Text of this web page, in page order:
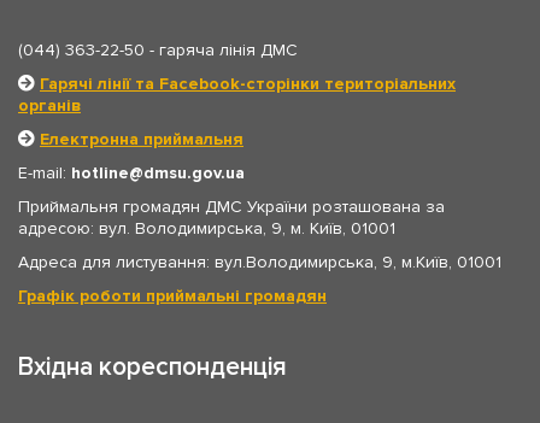
(044) 363-22-50 - гаряча лінія ДМС
Гарячі лінії та Facebook-сторінки територіальних
органів
Електронна приймальня
E-mail: hotline
dmsu.gov.ua
Приймальня громадян ДМС України розташована за
адресою: вул. Володимирська, 9, м. Київ, 01001
Адреса для листування: вул.Володимирська, 9, м.Київ, 01001
Графік роботи приймальні громадян
Вхідна кореспонденція